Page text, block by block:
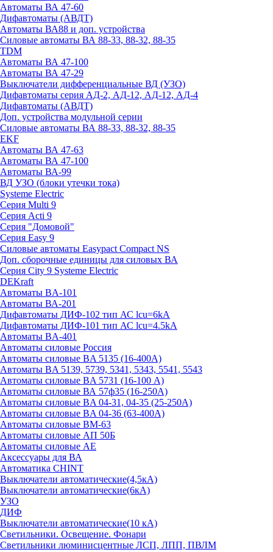
Автоматы ВА 47-60
Дифавтоматы (АВДТ)
Автоматы ВА88 и доп. устройства
Силовые автоматы ВА 88-33, 88-32, 88-35
TDM
Автоматы ВА 47-100
Автоматы ВА 47-29
Выключатели дифференциальные ВД (УЗО)
Дифавтоматы серия АД-2, АД-12, АД-12, АД-4
Дифавтоматы (АВДТ)
Доп. устройства модульной серии
Силовые автоматы ВА 88-33, 88-32, 88-35
EKF
Автоматы ВА 47-63
Автоматы ВА 47-100
Автоматы ВА-99
ВД УЗО (блоки утечки тока)
Systeme Electric
Серия Multi 9
Серия Acti 9
Серия "Домовой"
Серия Easy 9
Силовые автоматы Easypact Compact NS
Доп. сборочные единицы для силовых ВА
Серия City 9 Systeme Electric
DEKraft
Автоматы BA-101
Автоматы ВА-201
Дифавтоматы ДИФ-102 тип АС lcu=6kA
Дифавтоматы ДИФ-101 тип АС lcu=4.5kA
Автоматы BA-401
Автоматы силовые Россия
Автоматы силовые BA 5135 (16-400А)
Автоматы BA 5139, 5739, 5341, 5343, 5541, 5543
Автоматы силовые BA 5731 (16-100 А)
Автоматы силовые ВА 57ф35 (16-250А)
Автоматы силовые BA 04-31, 04-35 (25-250А)
Автоматы силовые BA 04-36 (63-400А)
Автоматы силовые ВМ-63
Автоматы силовые АП 50Б
Автоматы силовые АЕ
Аксессуары для ВА
Автоматика CHINT
Выключатели автоматические(4,5кА)
Выключатели автоматические(6кА)
УЗО
ДИФ
Выключатели автоматические(10 кА)
Светильники. Освещение. Фонари
Светильники люминисцентные ЛСП, ЛПП, ПВЛМ